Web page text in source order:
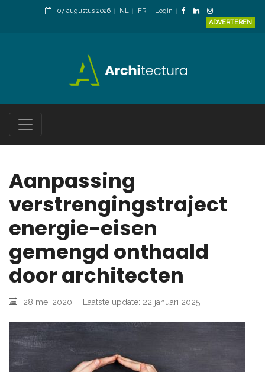
07 augustus 2026 NL FR
Login
ADVERTEREN
Aanpassing
verstrengingstraject
energie-eisen
gemengd onthaald
door architecten
28 mei 2020 Laatste update: 22 januari 2025